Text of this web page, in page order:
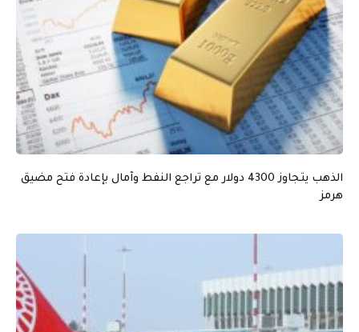
الذهب يتجاوز 4300 دولار مع تراجع النفط وآمال بإعادة فتح مضيق
هرمز